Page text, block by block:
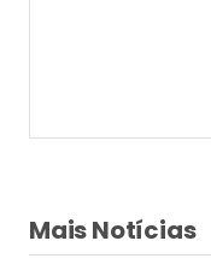
Mais Notícias